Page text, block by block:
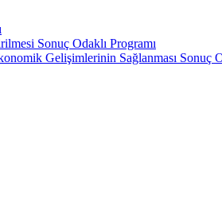
Sonuç Odaklı Programı
Gelişimlerinin Sağlanması Sonuç